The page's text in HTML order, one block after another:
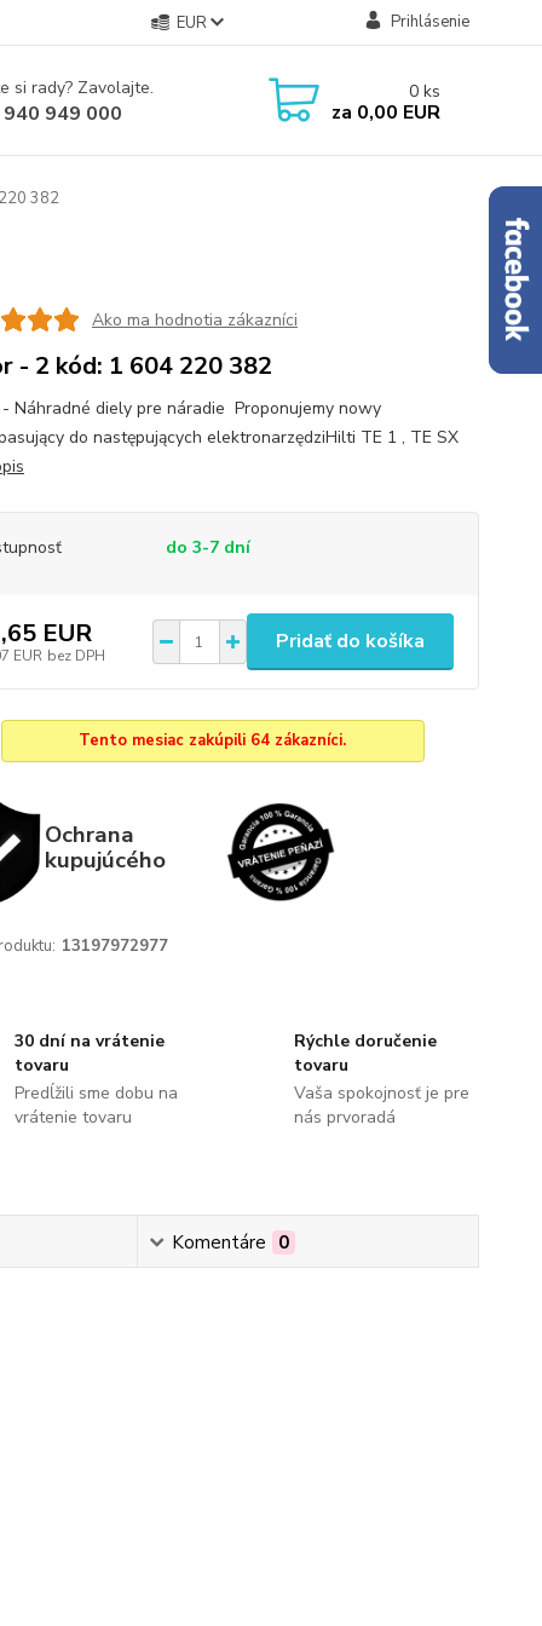
EUR Prihlásenie
si rady? Zavolajte.
949 000
0 ks
za 0,00 EUR
382
Ako ma hodnotia zákazníci
- 2 kód: 1 604 220 382
Náhradné diely pre náradie Proponujemy nowy
do następujących elektronarzędziHilti TE 1 , TE SX
do 3-7 dní
EUR
EUR bez DPH
Pridať do košíka
Tento mesiac zakúpili 64 zákazníci.
Ochrana
kupujúcého
13197972977
30 dní na vrátenie
tovaru
Predĺžili sme dobu na
vrátenie tovaru
Rýchle doručenie
tovaru
Vaša spokojnosť je pre
nás prvoradá
Komentáre 0